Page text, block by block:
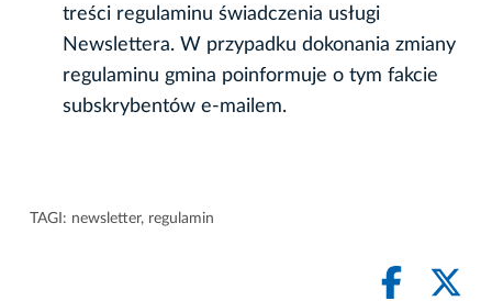
treści regulaminu świadczenia usługi
Newslettera. W przypadku dokonania zmiany
regulaminu gmina poinformuje o tym fakcie
subskrybentów e-mailem.
TAGI: newsletter, regulamin